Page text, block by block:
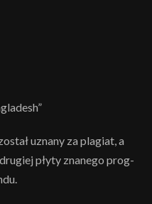
uznany za plagiat, a
płyty znanego prog-